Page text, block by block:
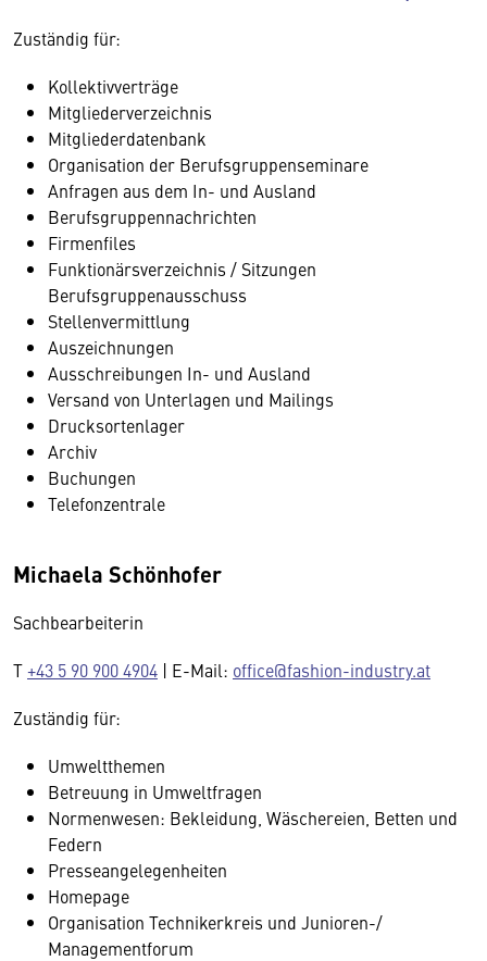
Zuständig für:
Kollektivverträge
Mitgliederverzeichnis
Mitgliederdatenbank
Organisation der Berufsgruppenseminare
Anfragen aus dem In- und Ausland
Berufsgruppennachrichten
Firmenfiles
Funktionärsverzeichnis / Sitzungen
Berufsgruppenausschuss
Stellenvermittlung
Auszeichnungen
Ausschreibungen In- und Ausland
Versand von Unterlagen und Mailings
Drucksortenlager
Archiv
Buchungen
Telefonzentrale
Michaela Schönhofer
Sachbearbeiterin
T+43 5 90 900 4904 | E-Mail: office@fashion-industry.at
Zuständig für:
Umweltthemen
Betreuung in Umweltfragen
Normenwesen: Bekleidung, Wäschereien, Betten und
Federn
Presseangelegenheiten
Homepage
Organisation Technikerkreis und Junioren-/
Managementforum